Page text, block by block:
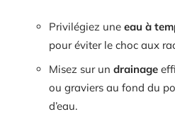
Privilégiez une eau à
pour éviter le choc aux
Misez sur un drainage
ou graviers au fond du
d’eau.